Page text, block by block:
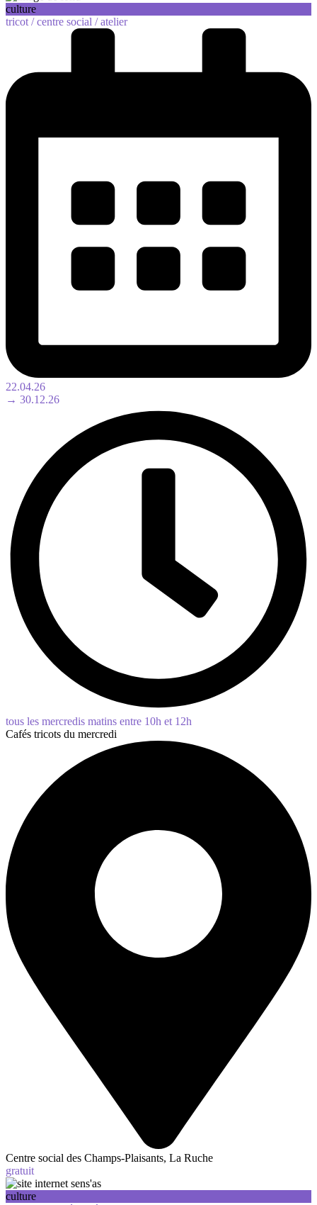
culture
tricot /centre social /atelier
22.04.26
→ 30.12.26
tous les mercredis matins entre 10h et 12h
Cafés tricots du mercredi
Centre social des Champs-Plaisants, La Ruche
gratuit
culture